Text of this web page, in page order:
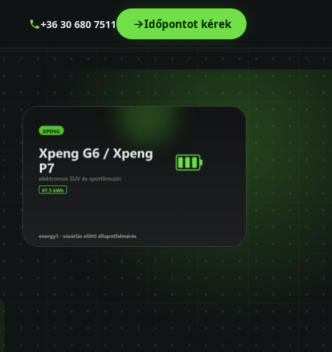
+36 30 680 7511 Időpontot kérek